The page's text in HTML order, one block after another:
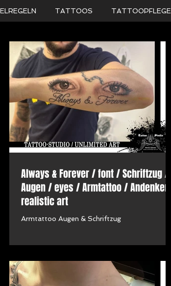
TATTOOS TATTOOPFLEGE
Always & Forever / font / Schriftzug /
Augen / eyes / Armtattoo / Andenken /
realistic art
Armtattoo Augen & Schriftzug